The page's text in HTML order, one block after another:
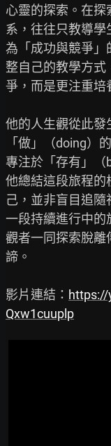
心靈的探索。在
系，往往只教導學
為「成功與競爭」
整自己的教學方
爭，而是更注重培
他的人生觀從此發
「做」（doing）
專注於「存有」（
他總結這段旅程的
己，並非盲目追
一段持續進行中的
觀者一同探索脫離
諦。
影片連結： https://
Qxw1cuuplp